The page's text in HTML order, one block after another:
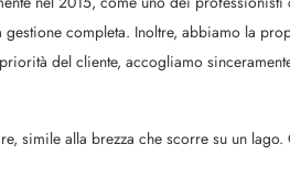
gestione completa. Inoltre, abbiamo la
del cliente, accogliamo
simile alla brezza che scorre su un